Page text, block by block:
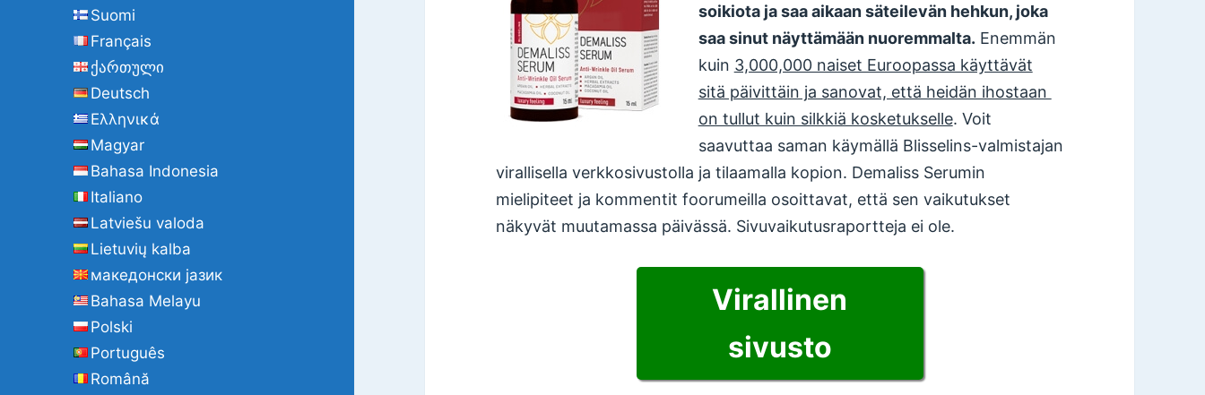
Suomi
Français
ქართული
Deutsch
Ελληνικά
Magyar
Bahasa Indonesia
Italiano
Latviešu valoda
Lietuvių kalba
македонски јазик
Bahasa Melayu
Polski
Português
Română
soikiota ja saa aikaan säteilevän hehkun, joka
saa sinut näyttämään nuoremmalta. Enemmän
kuin 3,000,000 naiset Euroopassa käyttävät
sitä päivittäin ja sanovat, että heidän ihostaan ​​
on tullut kuin silkkiä kosketukselle. Voit
saavuttaa saman käymällä Blisselins-valmistajan
virallisella verkkosivustolla ja tilaamalla kopion. Demaliss Serumin
mielipiteet ja kommentit foorumeilla osoittavat, että sen vaikutukset
näkyvät muutamassa päivässä. Sivuvaikutusraportteja ei ole.
Virallinen
sivusto